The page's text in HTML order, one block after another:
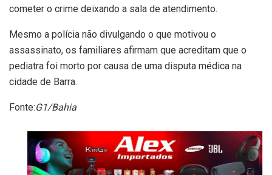
cometer o crime deixando a sala de atendimento.
Mesmo a polícia não divulgando o que motivou o
assassinato, os familiares afirmam que acreditam que o
pediatra foi morto por causa de uma disputa médica na
cidade de Barra.
Fonte:G1/Bahia